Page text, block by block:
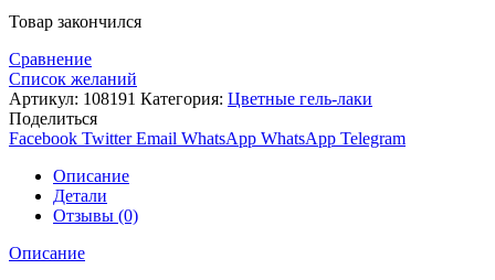
Товар закончился
Сравнение
Список желаний
Артикул: 108191 Категория: Цветные гель-лаки
Поделиться
Facebook Twitter Email WhatsApp WhatsApp Telegram
Описание
Детали
Отзывы (0)
Описание